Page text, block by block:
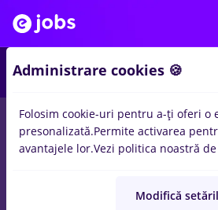
locuri de muncacu salarii Full time in
experientainConstructii / Instalatii,
Administrare cookies 🍪
Folosim cookie-uri pentru a-ți oferi o
presonalizată.Permite activarea
avantajele lor.Vezi politica noastră de
Modifică